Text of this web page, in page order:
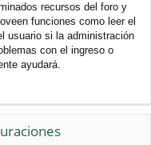
recursos del foro y
funciones como leer el
usuario si la administración
con el ingreso o
ayudará.